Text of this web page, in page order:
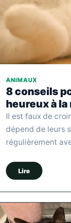
ANIMAUX
8 conseils
heureux à la
Il est faux de
dépend de leurs
régulièrement
Lire